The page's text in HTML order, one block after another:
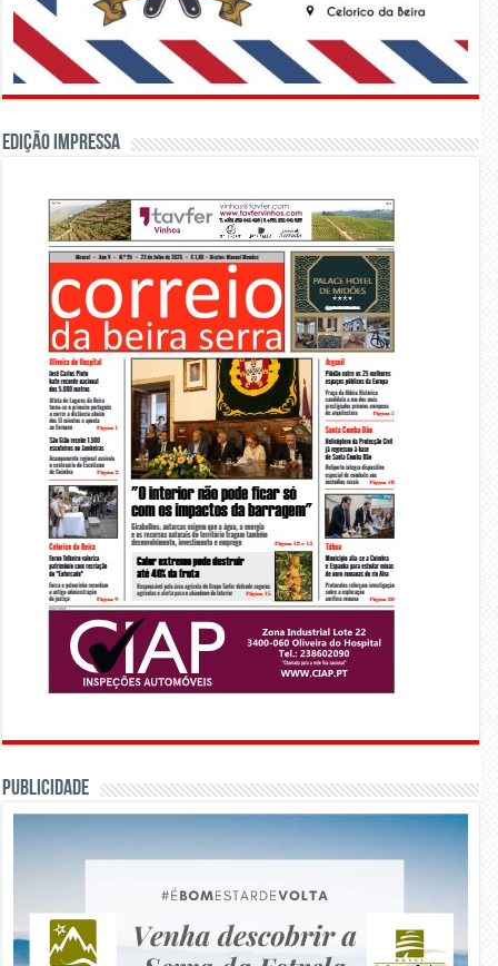
Edição Impressa
PUBLICIDADE